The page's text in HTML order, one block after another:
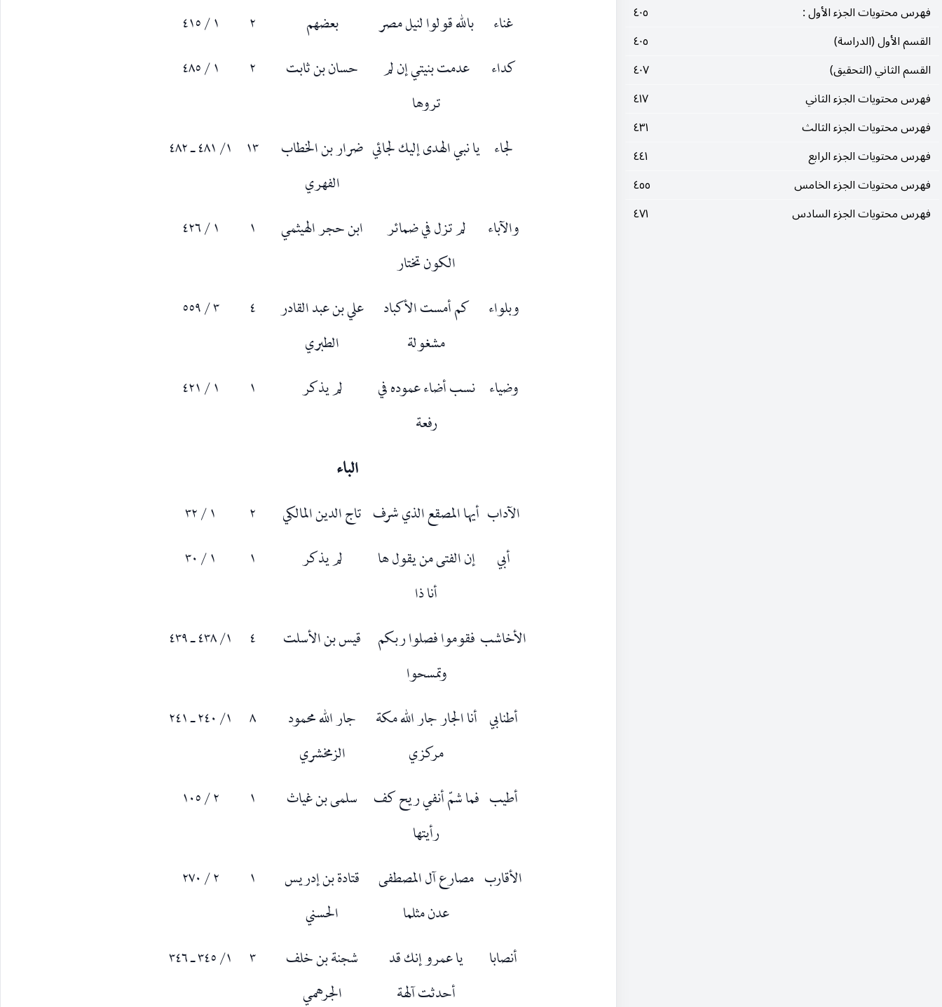
فهرس محتويات الجزء الأول :
٤٠٥
القسم الأول (الدراسة)
٤٠٥
القسم الثاني (التحقيق)
٤٠٧
فهرس محتويات الجزء الثاني
٤١٧
فهرس محتويات الجزء الثالث
٤٣١
فهرس محتويات الجزء الرابع
٤٤١
فهرس محتويات الجزء الخامس
٤٥٥
فهرس محتويات الجزء السادس
٤٧١
غناء بالله قولوا لنيل مصر بعضهم ٢
١ / ٤١٥
كداء
عدمت بنيتي إن لم
تروها
حسان بن ثابت ٢ ١ / ٤٨٥
لجاء يا نبي الهدى إليك لجائي ضرار بن الخطاب
الفهري
١٣ ١/ ٤٨١ ـ ٤٨٢
والآباء
لم تزل في ضمائر
الكون تختار
ابن حجر الهيثمي ١ ١ / ٤٢٦
وبلواء كم أمست الأكباد
مشغولة
علي بن عبد القادر
الطبري
٤ ٣ / ٥٥٩
وضياء نسب أضاء عموده في
رفعة
لم يذكر ١ ١ / ٤٢١
الباء
الآداب أيها المصقع الذي شرف تاج الدين المالكي ٢
١ / ٣٢
أبي
إن الفتى من يقول ها
أنا ذا
لم يذكر ١ ١ / ٣٠
الأخاشبفقوموا فصلوا ربكم
وتمسحوا
قيس بن الأسلت ٤ ١/ ٤٣٨ ـ ٤٣٩
أطنابي أنا الجار جار الله مكة
مركزي
جار الله محمود
الزمخشري
٨ ١/ ٢٤٠ ـ ٢٤١
أطيب فما شمّ أنفي ريح كف
رأيتها
سلمى بن غياث ١ ٢ / ١٠٥
الأقارب مصارع آل المصطفى
عدن مثلما
قتادة بن إدريس
الحسني
١ ٢ / ٢٧٠
أنصابا
يا عمرو إنك قد
أحدثت آلهة
شجنة بن خلف
الجرهمي
٣ ١/ ٣٤٥ ـ ٣٤٦